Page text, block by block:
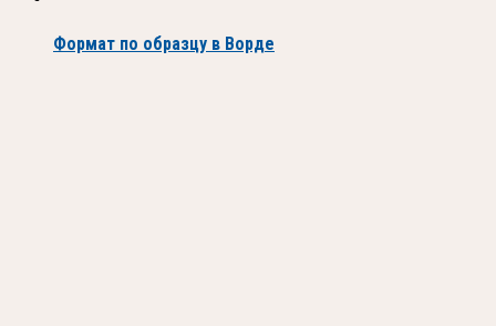
Формат по образцу в Ворде